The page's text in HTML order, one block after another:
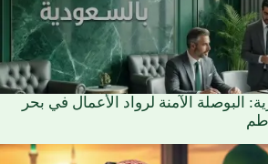
البوصلة الآمنة لرواد الأعمال في بحر